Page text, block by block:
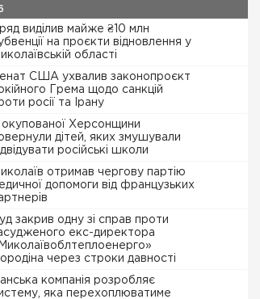
виділив майже ₴10 млн
на проєкти відновлення у
області
США ухвалив законопроєкт
Грема щодо санкцій
росії та Ірану
окупованої Херсонщини
дітей, яких змушували
російські школи
отримав чергову партію
допомоги від французьких
закрив одну зі справ проти
екс-директора
через строки давності
компанія розробляє
яка перехоплюватиме